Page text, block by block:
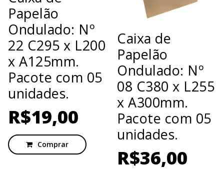
Papelão
Ondulado: Nº
22 C295 x L200
x A125mm.
Pacote com 05
unidades.
R$19,00
Comprar
Caixa de
Papelão
Ondulado: Nº
08 C380 x L255
x A300mm.
Pacote com 05
unidades.
R$36,00